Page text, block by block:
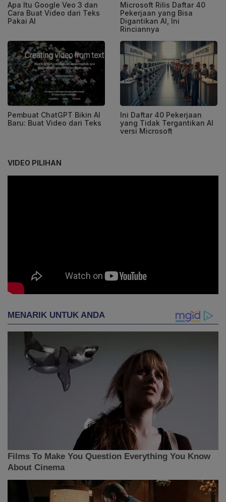
Apa Itu Google Veo 3 dan
Cara Buat Video dari Teks
Pakai AI
Microsoft Rilis Daftar 40
Pekerjaan yang Bisa
Digantikan AI, Ini
Rinciannya
Pembuat ChatGPT Bikin AI
Baru: Buat Video dari Teks
Ini Daftar 40 Pekerjaan
yang Tidak Tergantikan AI
versi Microsoft
VIDEO PILIHAN